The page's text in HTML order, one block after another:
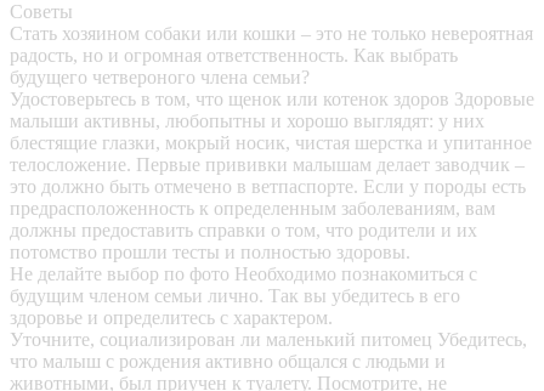
Советы
Стать хозяином собаки или кошки – это не только невероятная
радость, но и огромная ответственность. Как выбрать
будущего четвероного члена семьи?
Удостоверьтесь в том, что щенок или котенок здоров Здоровые
малыши активны, любопытны и хорошо выглядят: у них
блестящие глазки, мокрый носик, чистая шерстка и упитанное
телосложение. Первые прививки малышам делает заводчик –
это должно быть отмечено в ветпаспорте. Если у породы есть
предрасположенность к определенным заболеваниям, вам
должны предоставить справки о том, что родители и их
потомство прошли тесты и полностью здоровы.
Не делайте выбор по фото Необходимо познакомиться с
будущим членом семьи лично. Так вы убедитесь в его
здоровье и определитесь с характером.
Уточните, социализирован ли маленький питомец Убедитесь,
что малыш с рождения активно общался с людьми и
животными, был приучен к туалету. Посмотрите, не